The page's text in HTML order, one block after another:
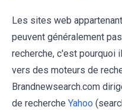
Les sites web
peuvent généralement
recherche, c'est pourquoi
vers des moteurs de
Brandnewsearch.com
de recherche Yahoo